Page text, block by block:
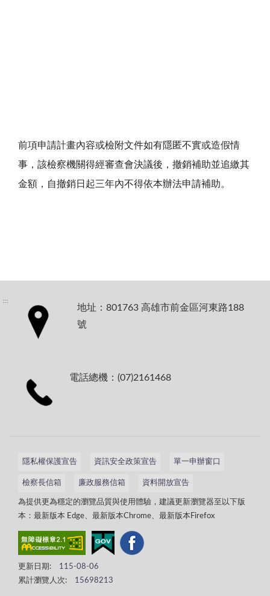
前項申請計畫內容或檢附文件如有隱匿不實或造假情
事，該檢察機關得經審查會決議後，撤銷補助並追繳其
金額，自撤銷日起三年內不得依本辦法申請補助。
:::
地址：801763 高雄市前金區河東路188
號
電話總機：(07)2161468
隱私權保護宣告 資訊安全政策宣告 單一申辦窗口
檢察長信箱 廉政服務信箱 資料開放宣告
為提供更為穩定的瀏覽品質與使用體驗，建議更新瀏覽器至以下版
本：最新版本 Edge、最新版本Chrome、最新版本Firefox
更新日期:
115-08-06
累計瀏覽人次:
15698213